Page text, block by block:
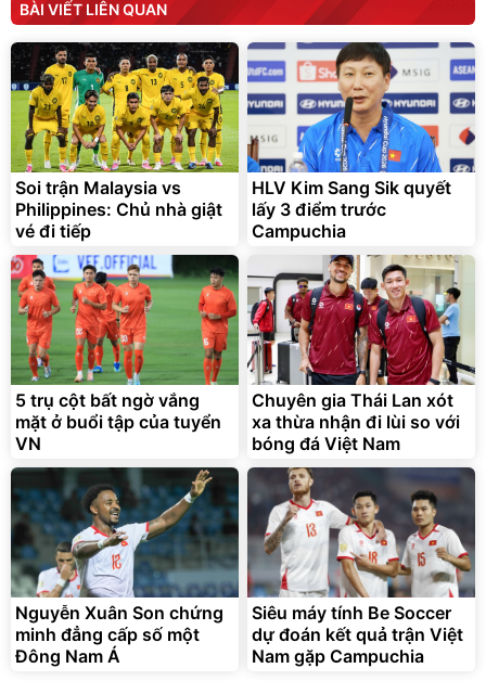
Lót ghế ôtô, nâng lưng
chống nóng giúp thoải mái
trong di chuyển
295.000 đ
Đã bán nhiều
BÀI VIẾT LIÊN QUAN
Soi trận Malaysia vs
Philippines: Chủ nhà giật
vé đi tiếp
HLV Kim Sang Sik quyết
lấy 3 điểm trước
Campuchia
5 trụ cột bất ngờ vắng
mặt ở buổi tập của tuyển
VN
Chuyên gia Thái Lan xót
xa thừa nhận đi lùi so với
bóng đá Việt Nam
Nguyễn Xuân Son chứng
minh đẳng cấp số một
Đông Nam Á
Siêu máy tính Be Soccer
dự đoán kết quả trận Việt
Nam gặp Campuchia